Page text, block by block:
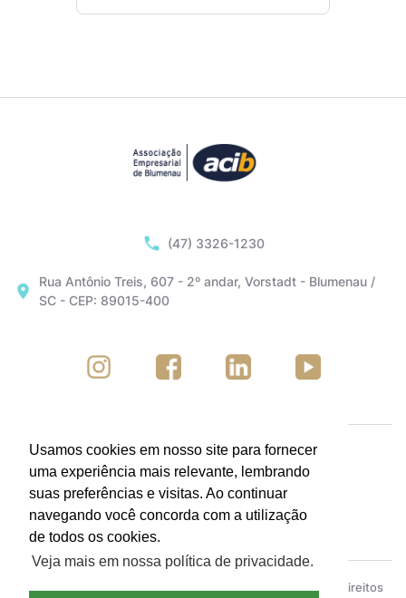
(47) 3326-1230
Rua Antônio Treis, 607 - 2º andar, Vorstadt - Blumenau /
SC - CEP: 89015-400
ACIB - Associação Empresarial de Blumenau © Todos os direitos
Usamos cookies em nosso site para fornecer
uma experiência mais relevante, lembrando
suas preferências e visitas. Ao continuar
navegando você concorda com a utilização
de todos os cookies.
Veja mais em nossa política de privacidade.